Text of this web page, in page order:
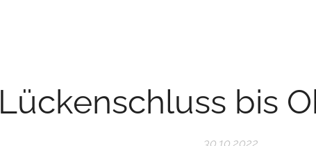
Lückenschluss bis
30.10.2022